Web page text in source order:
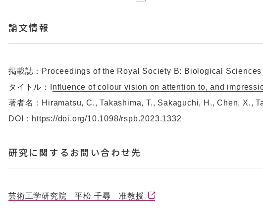
論文情報
掲載誌：Proceedings of the Royal Society B: Biological Sciences
タイトル：I nfluence of colour vision on attention to, and
著者名：Hiramatsu, C., Takashima, T., Sakaguchi, H., Chen, X.,
DOI：https://doi.org/10.1098/rspb.2023.1332
研究に関するお問い合わせ先
芸術工学研究院 平松 千尋 准教授